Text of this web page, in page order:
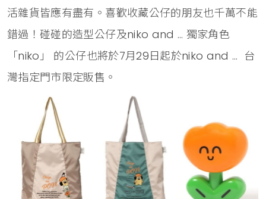
活雜貨皆應有盡有。喜歡收藏公仔的朋友也千萬不能
錯過！碰碰的造型公仔及niko and … 獨家角色
「niko」 的公仔也將於7月29日起於niko and … 台
灣指定門市限定販售。